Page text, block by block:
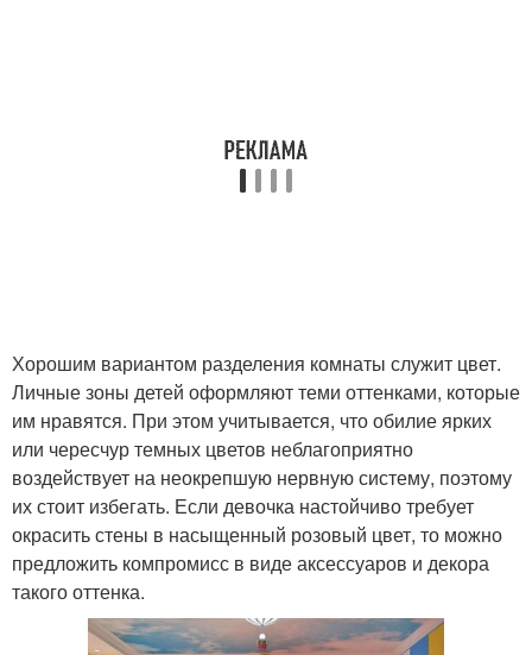
Хорошим вариантом разделения комнаты служит цвет.
Личные зоны детей оформляют теми оттенками, которые
им нравятся. При этом учитывается, что обилие ярких
или чересчур темных цветов неблагоприятно
воздействует на неокрепшую нервную систему, поэтому
их стоит избегать. Если девочка настойчиво требует
окрасить стены в насыщенный розовый цвет, то можно
предложить компромисс в виде аксессуаров и декора
такого оттенка.